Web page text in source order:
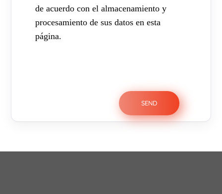
de acuerdo con el almacenamiento y
procesamiento de sus datos en esta
página.